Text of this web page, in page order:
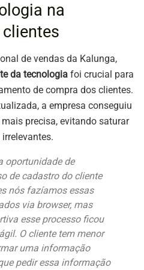
na
de vendas da Kalunga,
da tecnologia foi crucial para
de compra dos clientes.
a empresa conseguiu
precisa, evitando saturar
oportunidade de
de cadastro do cliente
nós fazíamos essas
via browser, mas
esse processo ficou
O cliente tem menor
uma informação
pedir essa informação